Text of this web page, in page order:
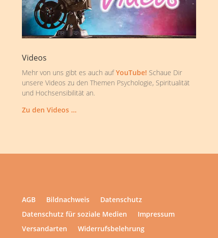
Videos
Mehr von uns gibt es auch aufYouTube! Schaue Dir
unsere Videos zu den Themen Psychologie, Spiritualität
und Hochsensibilität an.
Zu den Videos …
AGB Bildnachweis
Datenschutz
Datenschutz für soziale Medien
Impressum
Versandarten
Widerrufsbelehrung